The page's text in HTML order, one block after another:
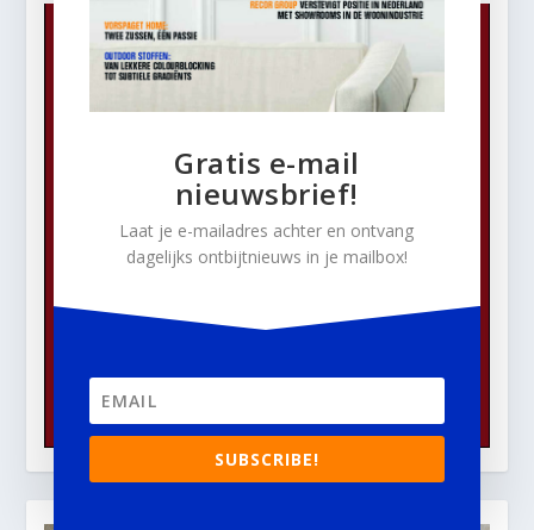
Gratis e-mail
nieuwsbrief!
Laat je e-mailadres achter en ontvang
dagelijks ontbijtnieuws in je mailbox!
SUBSCRIBE!